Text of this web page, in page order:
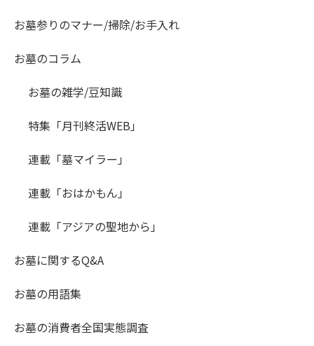
お墓参りのマナー/掃除/お手入れ
お墓のコラム
お墓の雑学/豆知識
特集「月刊終活WEB」
連載「墓マイラー」
連載「おはかもん」
連載「アジアの聖地から」
お墓に関するQ&A
お墓の用語集
お墓の消費者全国実態調査